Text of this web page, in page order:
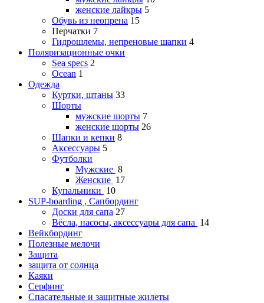
женские лайкры 5
Обувь из неопрена 15
Перчатки 7
Гидрошлемы, непреновые шапки 4
Поляризационные очки
Sea specs 2
Ocean 1
Одежда
Куртки, штаны 33
Шорты
мужские шорты 7
женские шорты 26
Шапки и кепки 8
Аксессуары 5
Футболки
Мужские 8
Женские 17
Купальники 10
SUP-boarding , Сапбординг
Доски для сапа 27
Вёсла, насосы, аксессуары для сапа 14
Вейкбординг
Полезные мелочи
Защита
защита от солнца
Каяки
Серфинг
Спасательные и защитные жилеты